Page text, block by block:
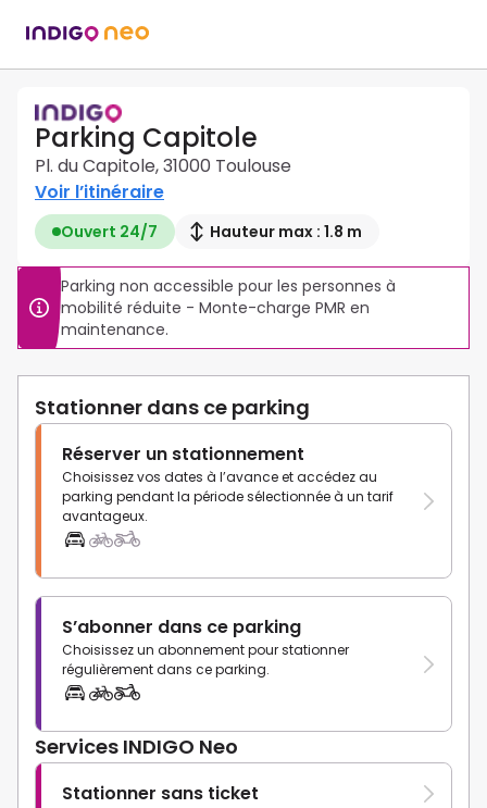
Parking Capitole
Pl. du Capitole, 31000 Toulouse
Voir l’itinéraire
Ouvert 24/7 Hauteur max : 1.8 m
Parking non accessible pour les personnes à
mobilité réduite - Monte-charge PMR en
maintenance.
Stationner dans ce parking
Réserver un stationnement
Choisissez vos dates à l’avance et accédez au
parking pendant la période sélectionnée à un tarif
avantageux.
S’abonner dans ce parking
Choisissez un abonnement pour stationner
régulièrement dans ce parking.
Services INDIGO Neo
Stationner sans ticket